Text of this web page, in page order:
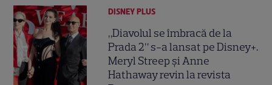
DISNEY PLUS
„Diavolul se îmbracă de la
Prada 2” s-a lansat pe Disney+.
Meryl Streep și Anne
Hathaway revin la revista